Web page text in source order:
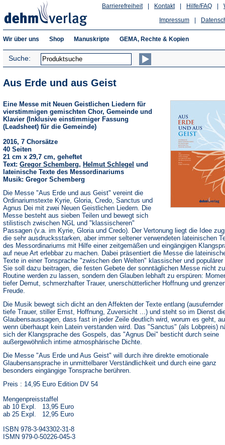
Hilfe/FAQ
Kontakt
Barrierefreiheit
Impressum
Wir über uns Shop Manuskripte GEMA, Rechte & Kopien
Suche:
Aus Erde und aus Geist
Eine Messe mit Neuen Geistlichen Liedern für
vierstimmigen gemischten Chor, Gemeinde und
Klavier (Inklusive einstimmiger Fassung
(Leadsheet) für die Gemeinde)
2016, 7 Chorsätze
40 Seiten
21 cm x 29,7 cm, geheftet
Text: Gregor Schemberg, Helmut Schlegel und
lateinische Texte des Messordinariums
Musik: Gregor Schemberg
Die Messe "Aus Erde und aus Geist" vereint die
Ordinariumstexte Kyrie, Gloria, Credo, Sanctus und
Agnus Dei mit zwei Neuen Geistlichen Liedern. Die
Messe besteht aus sieben Teilen und bewegt sich
stilistisch zwischen NGL und "klassischeren"
Passagen (v.a. im Kyrie, Gloria und Credo). Der Vertonung liegt die Idee
die sehr ausdrucksstarken, aber immer seltener verwendeten lateinischen
des Messordinariums mit Hilfe einer zeitgemäßen und eingängigen
auf neue Art erlebbar zu machen. Dabei präsentiert die Messe die
Texte in einer Tonsprache "zwischen den Welten" klassischer und
Sie soll dazu beitragen, die festen Gebete der sonntäglichen Messe nicht
Routine werden zu lassen, sondern den Glauben lebhaft zu erspüren:
tiefer Demut, schmerzhafter Trauer, unerschütterlicher Hoffnung und
Freude.
Die Musik bewegt sich dicht an den Affekten der Texte entlang (ausufernder
tiefe Trauer, stiller Ernst, Hoffnung, Zuversicht ...) und steht so im Dienst
Glaubensaussagen, dass fast in jeder Zeile deutlich wird, worum es geht,
wenn überhaupt kein Latein verstanden wird. Das "Sanctus" (als Lobpreis)
sich der Klangsprache des Gospels, das "Agnus Dei" besticht durch seine
außergewöhnlich intime atmosphärische Dichte.
Die Messe "Aus Erde und Aus Geist" will durch ihre direkte emotionale
Glaubensansprache in unmittelbarer Verständlichkeit und durch eine ganz
besonders eingängige Tonsprache berühren.
Preis : 14,95 Euro Edition DV 54
Mengenpreisstaffel
ab 10 Expl. 13,95 Euro
ab 25 Expl. 12,95 Euro
ISBN 978-3-943302-31-8
ISMN 979-0-50226-045-3